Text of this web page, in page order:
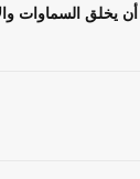
أن يخلق